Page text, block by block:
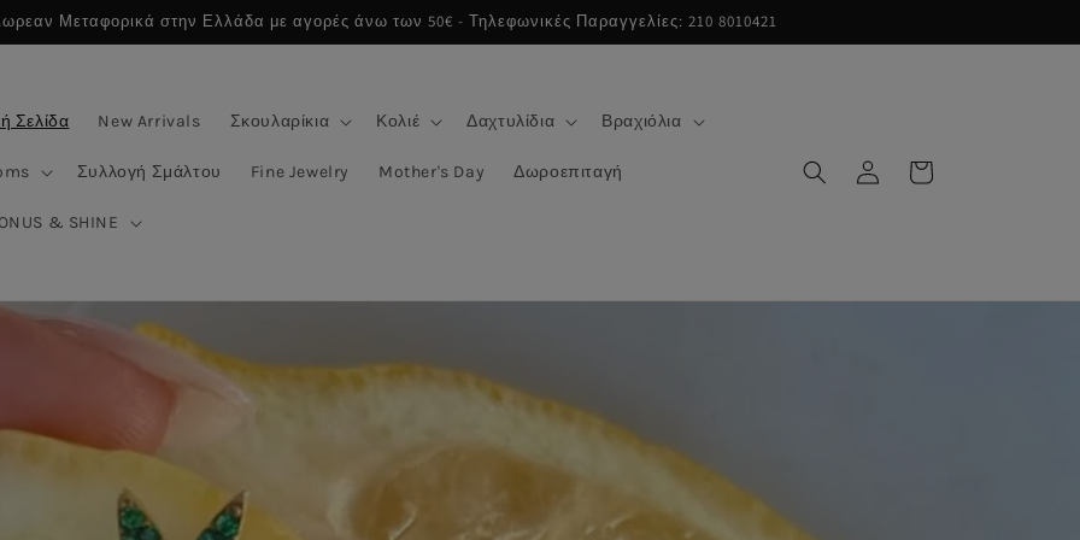
Μεταφορικά στην Ελλάδα με αγορές άνω των 50€ - Τηλεφωνικές Παραγγελίες: 210 8010421
Σελίδα New Arrivals Σκουλαρίκια Κολιέ Δαχτυλίδια Βραχιόλια
Συλλογή Σμάλτου Fine Jewelry Mother's Day Δωροεπιταγή
& SHINE
Σύνδεση Καλάθι